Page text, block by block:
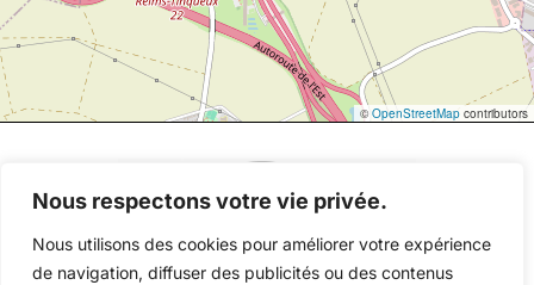
Nous respectons votre vie privée.
Nous utilisons des cookies pour améliorer votre expérience
de navigation, diffuser des publicités ou des contenus
©OpenStreetMap contributors